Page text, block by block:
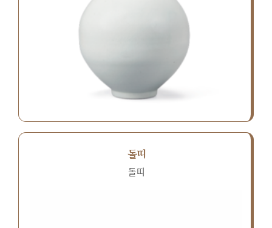
돌띠
돌띠